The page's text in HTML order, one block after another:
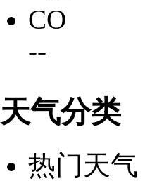
CO
--
天气分类
热门天气